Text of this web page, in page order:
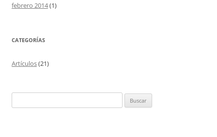
febrero 2014(1)
CATEGORÍAS
Artículos(21)